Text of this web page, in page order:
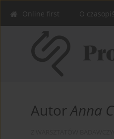
Online first O
AutorAnna